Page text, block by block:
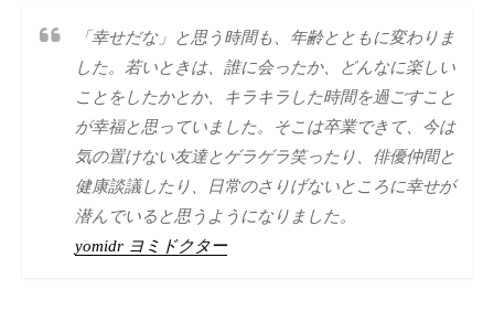
「幸せだな」と思う時間も、年齢とともに変わりま
した。若いときは、誰に会ったか、どんなに楽しい
ことをしたかとか、キラキラした時間を過ごすこと
が幸福と思っていました。そこは卒業できて、今は
気の置けない友達とゲラゲラ笑ったり、俳優仲間と
健康談議したり、日常のさりげないところに幸せが
潜んでいると思うようになりました。
yomidr ヨミドクター